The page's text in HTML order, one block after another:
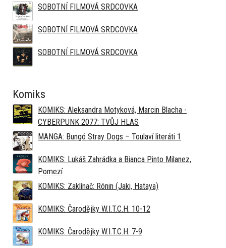
SOBOTNÍ FILMOVÁ SRDCOVKA
SOBOTNÍ FILMOVÁ SRDCOVKA
SOBOTNÍ FILMOVÁ SRDCOVKA
Komiks
KOMIKS: Aleksandra Motyková, Marcin Blacha -
CYBERPUNK 2077: TVŮJ HLAS
MANGA: Bungó Stray Dogs – Toulaví literáti 1
KOMIKS: Lukáš Zahrádka a Bianca Pinto Milanez,
Pomezí
KOMIKS: Zaklínač: Rónin (Jaki, Hataya)
KOMIKS: Čarodějky W.I.T.C.H. 10-12
KOMIKS: Čarodějky W.I.T.C.H. 7-9